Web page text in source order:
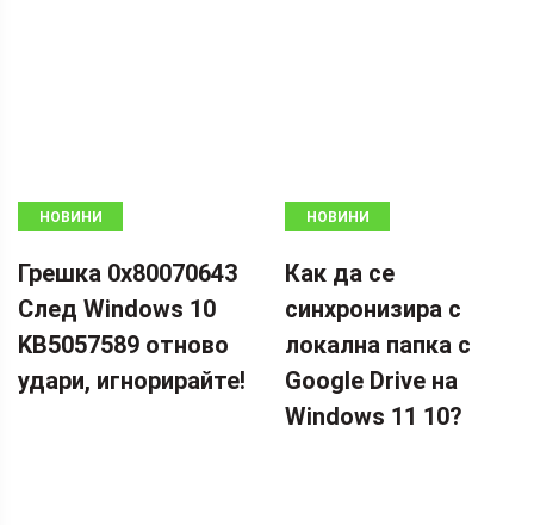
НОВИНИ
Грешка 0x80070643
След Windows 10
KB5057589 отново
удари, игнорирайте!
НОВИНИ
Как да се
синхронизира с
локална папка с
Google Drive на
Windows 11 10?